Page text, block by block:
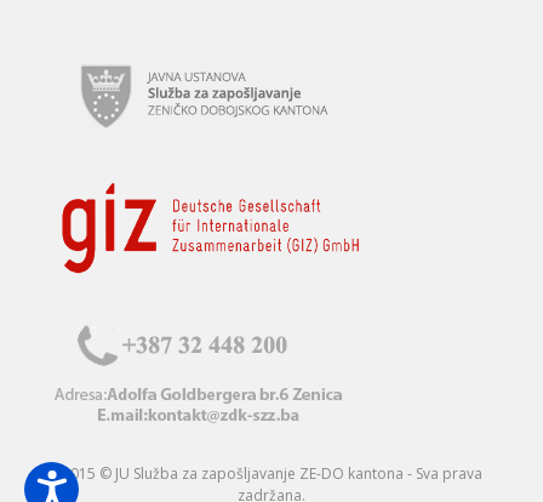
2015 © JU Služba za zapošljavanje ZE-DO kantona - Sva prava
zadržana.